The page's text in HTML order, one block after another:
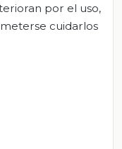
por el uso,
cuidarlos